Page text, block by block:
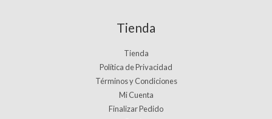
Tienda
Tienda
Política de Privacidad
Términos y Condiciones
Mi Cuenta
Finalizar Pedido